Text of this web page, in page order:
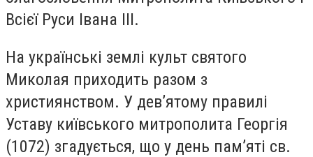
Всієї Руси Івана ІІІ.
На українські землі культ святого
Миколая приходить разом з
християнством. У дев’ятому правилі
Уставу київського митрополита Георгія
(1072) згадується, що у день пам’яті св.